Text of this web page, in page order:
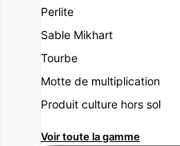
Perlite
Sable Mikhart
Tourbe
Motte de multiplication
Produit culture hors sol
Voir toute la gamme